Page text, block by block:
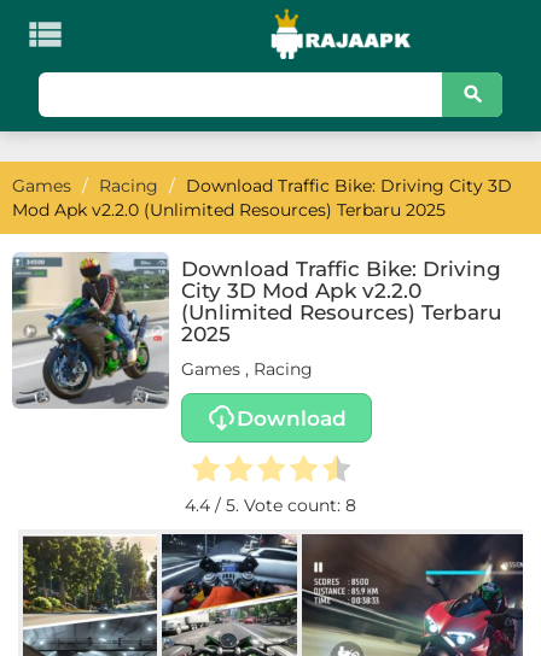

Games
Action
Arcade
Board
Card
Educational
First
Games / Racing / Download Traffic Bike: Driving City 3D
Mod Apk v2.2.0 (Unlimited Resources) Terbaru 2025
Download Traffic Bike: Driving
City 3D Mod Apk v2.2.0
(Unlimited Resources) Terbaru
2025
Games , Racing
Download
4.4 / 5. Vote count: 8